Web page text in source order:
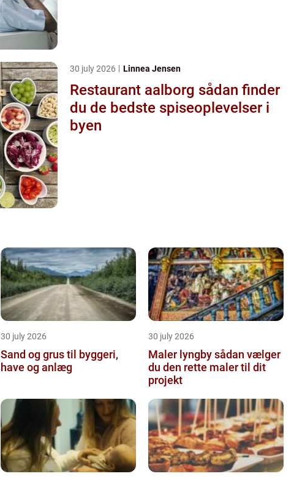
30 july 2026 Linnea Jensen
Restaurant aalborg sådan finder
du de bedste spiseoplevelser i
byen
30 july 2026
Sand og grus til byggeri,
have og anlæg
30 july 2026
Maler lyngby sådan vælger
du den rette maler til dit
projekt